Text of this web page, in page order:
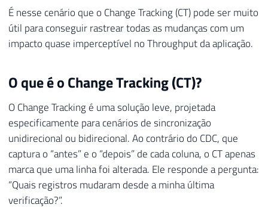
É nesse cenário que o Change Tracking (CT) pode ser muito
útil para conseguir rastrear todas as mudanças com um
impacto quase imperceptível no Throughput da aplicação.
O que é o Change Tracking (CT)?
O Change Tracking é uma solução leve, projetada
especificamente para cenários de sincronização
unidirecional ou bidirecional. Ao contrário do CDC, que
captura o “antes” e o “depois” de cada coluna, o CT apenas
marca que uma linha foi alterada. Ele responde a pergunta:
“Quais registros mudaram desde a minha última
verificação?”.